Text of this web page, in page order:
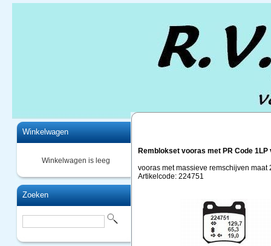
Winkelwagen
Winkelwagen is leeg
Zoeken
Remblokset vooras met PR Code 1LP
vooras met massieve remschijven maat
Artikelcode: 224751